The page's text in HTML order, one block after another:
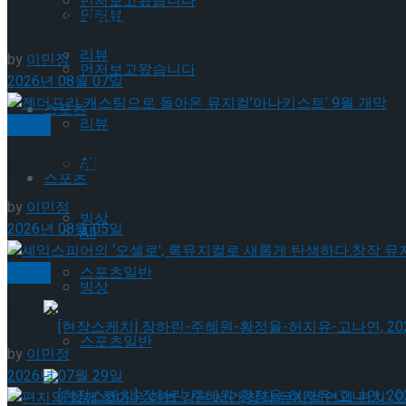
리뷰
스포츠
All
빙상
스포츠일반
[현장스케치] 장하린-주혜원-황정율-허지유-
인터뷰
먼저보고왔습니다
리뷰
스포츠
All
빙상
스포츠일반
‘로미오와 줄리엣’의 발칙한 평행세계,연극 ‘스타크
by이민정
2026년 08월 07일
젠더프리 캐스팅으로 돌아온 뮤지컬’아나키스트’ 9
by 이민정
2026년 08월 05일
셰익스피어의 ‘오셀로’, 록뮤지컬로 새롭게 탄생하
by이민정
2026년 07월 29일